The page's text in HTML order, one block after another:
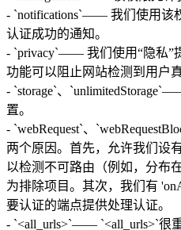
- `notifications`—— 我们使用该
认证成功的通知。
- `privacy`—— 我们使用“隐私”
功能可以阻止网站检测到用户真
- `storage`、
置。
- `webRequest`、
两个原因。首先，允许我们设
以检测不可路由（例如，分布
为排除项目。其次，我们有
要认证的端点提供处理认证。
- `<all_urls>`—— `<all_urls>`很